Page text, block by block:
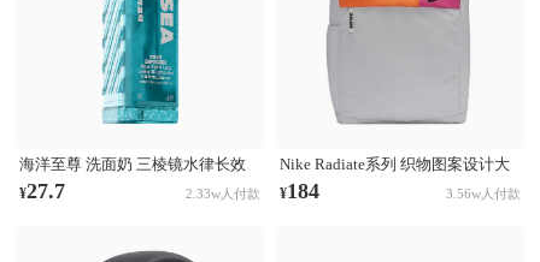
海洋至尊 洗面奶 三棱镜水律长效
控油祛痘洗面奶 清洁黑头毛孔 控
¥27.7 2.33w人付款
Nike Radiate系列 织物图案设计大
容量训练运动双肩包 白彩虹
¥184 3.56w人付款